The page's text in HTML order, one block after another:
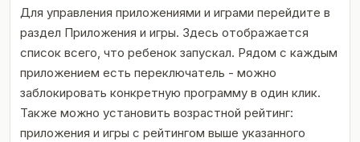
Для управления приложениями и играми перейдите в
раздел Приложения и игры. Здесь отображается
список всего, что ребенок запускал. Рядом с каждым
приложением есть переключатель - можно
заблокировать конкретную программу в один клик.
Также можно установить возрастной рейтинг:
приложения и игры с рейтингом выше указанного